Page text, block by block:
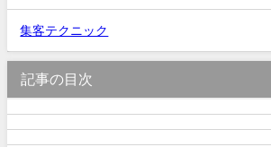
集客テクニック
記事の目次